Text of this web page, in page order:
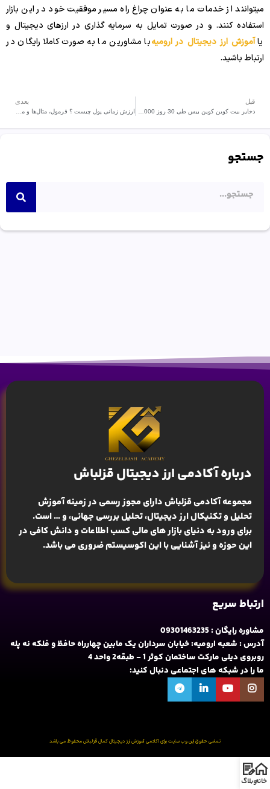
میتوانند از خدمات ما به عنوان چراغ راه مسیر موفقیت خود در این بازار
استفاده کنند. و در صورت تمایل به سرمایه گذاری در ارزهای دیجیتال و
یاآموزش ارز دیجیتال در ارومیهبا مشاورین ما به صورت کاملا رایگان در
ارتباط باشید.
قبل بعدی
جستجو
درباره آکادمی ارز دیجیتال قزلباش
مجموعه آکادمی قزلباش دارای مجوز رسمی در زمینهآموزش
تحلیل و تکنیکال ارز دیجیتال، تحلیل بررسی جهانی، و … است.
برای ورود به دنیای بازار های مالی کسب اطلاعات و دانش کافی در
این حوزه و نیز آشنایی با این اکوسیستم ضروری می باشد.
ارتباط سریع
مشاوره رایگان : 09301463235
آدرس : شعبه ارومیه: خیابان سرداران یک مابین چهارراه حافظ و فلکه نه پله
روبروی دیلی مارکت ساختمان کوثر 1 - طبقه2 واحد 4
ما را در شبکه های اجتماعی دنبال کنید:
تمامی حقوق این وب سایت برای آکادمی آموزش ارز دیجیتال کمال قزلباش محفوظ می باشد
خانهوبلاگ